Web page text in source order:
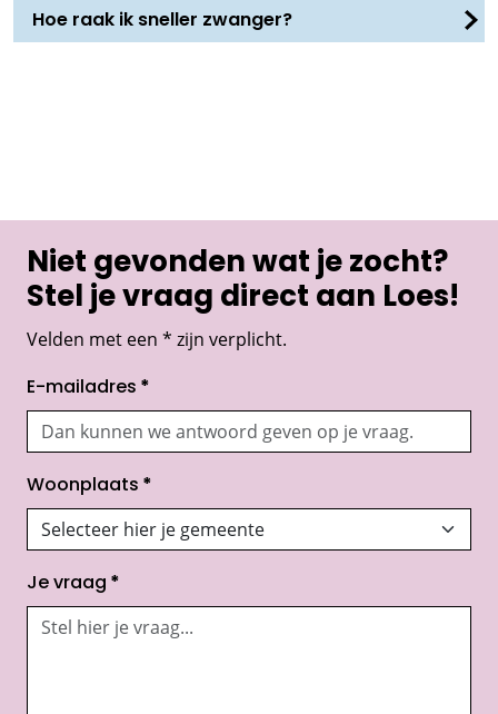
Hoe raak ik sneller zwanger?
Niet gevonden wat je zocht?
Stel je vraag direct aan Loes!
Velden met een * zijn verplicht.
E-mailadres *
Woonplaats *
Je vraag *